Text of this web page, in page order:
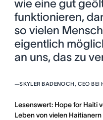
wie eine gut
funktionieren,
so vielen
eigentlich
an uns, das zu
—SKYLER BADENOCH, CEO BEI
Lesenswert: Hope for Haiti
Leben von vielen Haitianern